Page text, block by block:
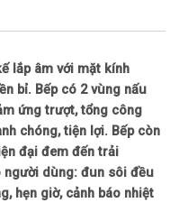
lắp âm với mặt kính
bỉ. Bếp có 2 vùng nấu
ứng trượt, tổng công
chóng, tiện lợi. Bếp còn
đại đem đến trải
người dùng: đun sôi đều
hẹn giờ, cảnh báo nhiệt